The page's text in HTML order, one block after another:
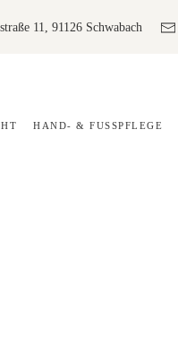
11, 91126 Schwabach
HAND- & FUSSPFLEGE